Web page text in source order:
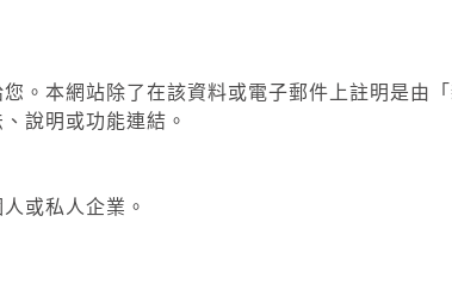
。本網站除了在該資料或電子郵件上註明是由
說明或功能連結。
或私人企業。